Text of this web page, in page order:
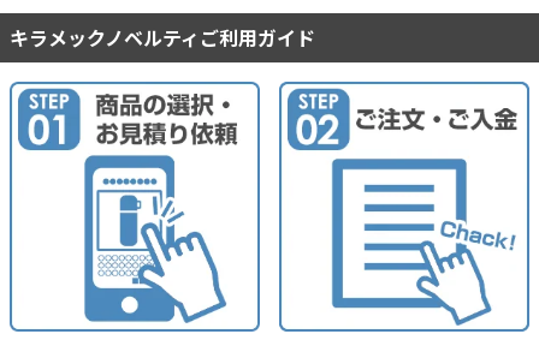
キラメックノベルティご利用ガイド